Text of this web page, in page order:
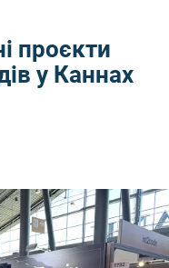
проєкти
у Каннах